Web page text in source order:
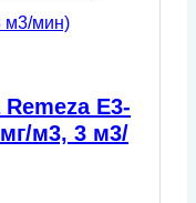
E3-
м3, 3 м3/